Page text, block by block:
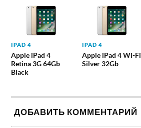
IPAD 4
Apple iPad 4
Retina 3G 64Gb
Black
IPAD 4
Apple iPad 4 Wi-Fi
Silver 32Gb
ДОБАВИТЬ КОММЕНТАРИЙ